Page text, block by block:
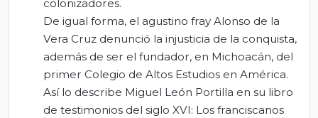
colonizadores.
De igual forma, el agustino fray Alonso de la
Vera Cruz denunció la injusticia de la conquista,
además de ser el fundador, en Michoacán, del
primer Colegio de Altos Estudios en América.
Así lo describe Miguel León Portilla en su libro
de testimonios del siglo XVI: Los franciscanos